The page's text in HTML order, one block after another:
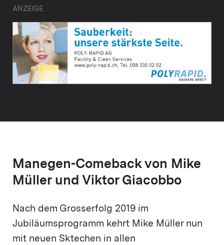
ANZEIGE
Manegen-Comeback von Mike
Müller und Viktor Giacobbo
Nach dem Grosserfolg 2019 im
Jubiläumsprogramm kehrt Mike Müller nun
mit neuen Sktechen in allen